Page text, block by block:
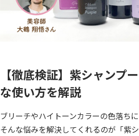
【徹底検証】紫シャンプ
な使い方を解説
ブリーチやハイトーンカラーの色落ち
そんな悩みを解決してくれるのが「紫